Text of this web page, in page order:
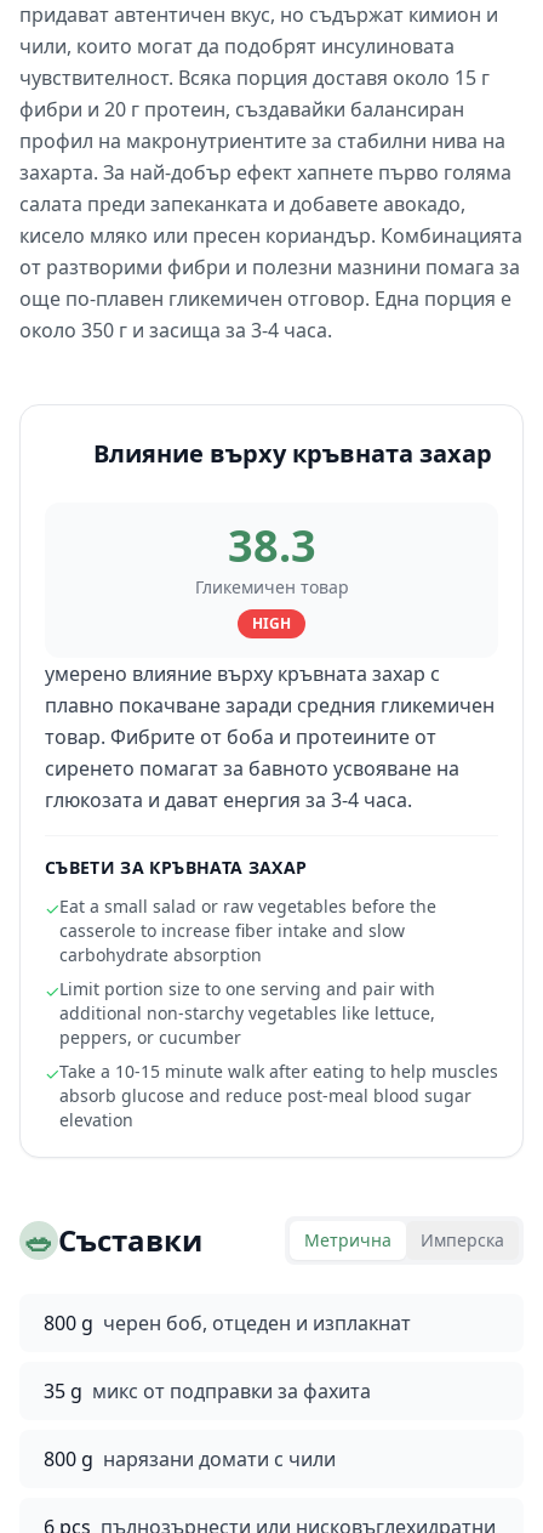
придават автентичен вкус, но съдържат кимион и
чили, които могат да подобрят инсулиновата
чувствителност. Всяка порция доставя около 15 г
фибри и 20 г протеин, създавайки балансиран
профил на макронутриентите за стабилни нива на
захарта. За най-добър ефект хапнете първо голяма
салата преди запеканката и добавете авокадо,
кисело мляко или пресен кориандър. Комбинацията
от разтворими фибри и полезни мазнини помага за
още по-плавен гликемичен отговор. Една порция е
около 350 г и засища за 3-4 часа.
Влияние върху кръвната захар
38.3
Гликемичен товар
HIGH
умерено влияние върху кръвната захар с
плавно покачване заради средния гликемичен
товар. Фибрите от боба и протеините от
сиренето помагат за бавното усвояване на
глюкозата и дават енергия за 3-4 часа.
СЪВЕТИ ЗА КРЪВНАТА ЗАХАР
✓Eat a small salad or raw vegetables before the
casserole to increase fiber intake and slow
carbohydrate absorption
✓Limit portion size to one serving and pair with
additional non-starchy vegetables like lettuce,
peppers, or cucumber
✓Take a 10-15 minute walk after eating to help muscles
absorb glucose and reduce post-meal blood sugar
elevation
🥗Съставки Метрична Имперска
800 g черен боб, отцеден и изплакнат
35 g микс от подправки за фахита
800 g нарязани домати с чили
6 pcs пълнозърнести или нисковъглехидратни